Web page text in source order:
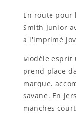
En route pour
Smith Junior
à l'imprimé
Modèle
prend place
marque,
savane. En
manches